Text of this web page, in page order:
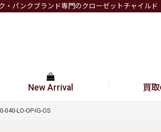
・パンクブランド専門のクローゼットチャイルド
New Arrival 買
040-LO-OP-IG-OS